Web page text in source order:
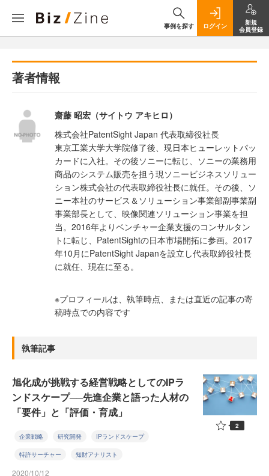
事例を探す ログイン
新規
会員登録
著者情報
齋藤 昭宏（サイトウ アキヒロ）
株式会社PatentSight Japan 代表取締役社長
東京工業大学大学院修了後、現日本ヒューレットパッ
カードに入社。その後ソニーに転じ、ソニーの業務用
商品のシステム販売を担う現ソニービジネスソリュー
ション株式会社の代表取締役社長に就任。その後、ソ
ニー本社のサービス＆ソリューション事業部副事業副
事業部長として、映像関連ソリューション事業を担
当。2016年よりベンチャー企業支援のコンサルタン
トに転じ、PatentSightの日本市場開拓に参画。2017
年10月にPatentSight Japanを設立し代表取締役社長
に就任、現在に至る。
※プロフィールは、執筆時点、または直近の記事の寄
稿時点での内容です
執筆記事
旭化成が挑戦する経営戦略としてのIPラ
ンドスケープ──先進企業と語った人材の
「要件」と「評価・育成」
企業戦略 研究開発 IPランドスケープ
特許サーチャー 知財アナリスト
2020/10/12
2